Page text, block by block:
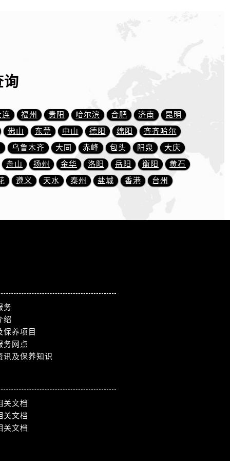
询
连 福州 贵阳 哈尔滨 合肥 济南
昆明
佛山 东莞 中山 德阳 绵阳
齐齐哈尔
乌鲁木齐 大同 赤峰 包头 阳泉
大庆
舟山 扬州 金华 洛阳 岳阳 衡阳
黄石
遵义 天水 泰州 盐城 香港 台州
务
绍
保养项目
务网点
讯及保养知识
关文档
关文档
关文档